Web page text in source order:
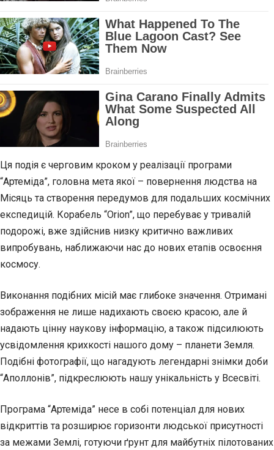
Ця подія є черговим кроком у реалізації програми
“Артеміда”, головна мета якої – повернення людства на
Місяць та створення передумов для подальших космічних
експедицій. Корабель “Orion”, що перебуває у тривалій
подорожі, вже здійснив низку критично важливих
випробувань, наближаючи нас до нових етапів освоєння
космосу.
Виконання подібних місій має глибоке значення. Отримані
зображення не лише надихають своєю красою, але й
надають цінну наукову інформацію, а також підсилюють
усвідомлення крихкості нашого дому – планети Земля.
Подібні фотографії, що нагадують легендарні знімки доби
“Аполлонів”, підкреслюють нашу унікальність у Всесвіті.
Програма “Артеміда” несе в собі потенціал для нових
відкриттів та розширює горизонти людської присутності
за межами Землі, готуючи ґрунт для майбутніх пілотованих